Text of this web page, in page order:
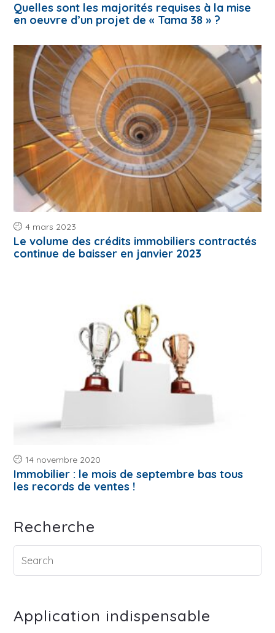
Quelles sont les majorités requises à la mise
en oeuvre d’un projet de « Tama 38 » ?
4 mars 2023
Le volume des crédits immobiliers contractés
continue de baisser en janvier 2023
14 novembre 2020
Immobilier : le mois de septembre bas tous
les records de ventes !
Recherche
Application indispensable